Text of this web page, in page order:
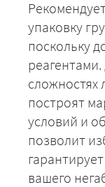
упаковку
поскольку
сложностях
построят
условий и
позволит
вашего